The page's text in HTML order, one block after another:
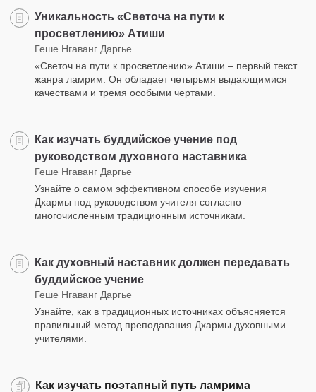
Уникальность «Светоча на пути к
просветлению» Атиши
Геше Нгаванг Даргье
«Светоч на пути к просветлению» Атиши – первый текст
жанра ламрим. Он обладает четырьмя выдающимися
качествами и тремя особыми чертами.
Как изучать буддийское учение под
руководством духовного наставника
Геше Нгаванг Даргье
Узнайте о самом эффективном способе изучения
Дхармы под руководством учителя согласно
многочисленным традиционным источникам.
Как духовный наставник должен передавать
буддийское учение
Геше Нгаванг Даргье
Узнайте, как в традиционных источниках объясняется
правильный метод преподавания Дхармы духовными
учителями.
Как изучать поэтапный путь ламрима